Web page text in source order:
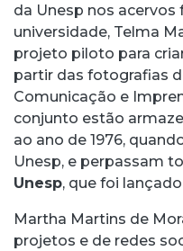
da Unesp nos
universidade, Telma
projeto piloto para
partir das fotografias
Comunicação e
conjunto estão
ao ano de 1976,
Unesp, e perpassam
Unesp, que foi
Martha Martins de
projetos e de redes